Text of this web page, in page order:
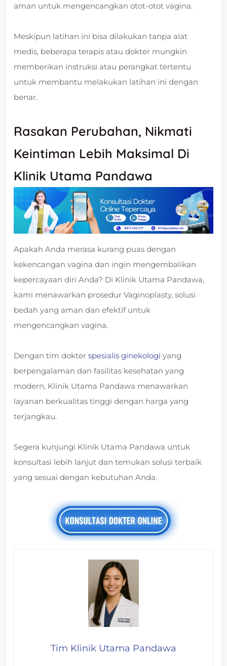
aman untuk mengencangkan otot-otot vagina.
Meskipun latihan ini bisa dilakukan tanpa alat
medis, beberapa terapis atau dokter mungkin
memberikan instruksi atau perangkat tertentu
untuk membantu melakukan latihan ini dengan
benar.
Rasakan Perubahan, Nikmati
Keintiman Lebih Maksimal Di
Klinik Utama Pandawa
Apakah Anda merasa kurang puas dengan
kekencangan vagina dan ingin mengembalikan
kepercayaan diri Anda? Di Klinik Utama Pandawa,
kami menawarkan prosedur Vaginoplasty, solusi
bedah yang aman dan efektif untuk
mengencangkan vagina.
Dengan tim dokter spesialis ginekologi yang
berpengalaman dan fasilitas kesehatan yang
modern, Klinik Utama Pandawa menawarkan
layanan berkualitas tinggi dengan harga yang
terjangkau.
Segera kunjungi Klinik Utama Pandawa untuk
konsultasi lebih lanjut dan temukan solusi terbaik
yang sesuai dengan kebutuhan Anda.
Tim Klinik Utama Pandawa